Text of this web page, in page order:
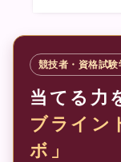
競技者・資格試験
当てる力
ブライン
ボ」